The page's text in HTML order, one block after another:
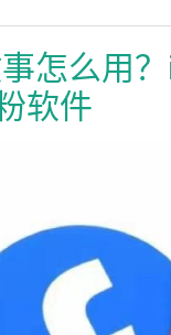
怎么用
软件